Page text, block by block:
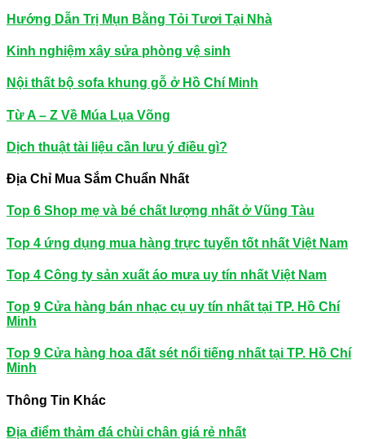
Hướng Dẫn Trị Mụn Bằng Tỏi Tươi Tại Nhà
Kinh nghiệm xây sửa phòng vệ sinh
Nội thất bộ sofa khung gỗ ở Hồ Chí Minh
Từ A – Z Về Múa Lụa Võng
Dịch thuật tài liệu cần lưu ý điều gì?
Địa Chỉ Mua Sắm Chuẩn Nhất
Top 6 Shop mẹ và bé chất lượng nhất ở Vũng Tàu
Top 4 ứng dụng mua hàng trực tuyến tốt nhất Việt Nam
Top 4 Công ty sản xuất áo mưa uy tín nhất Việt Nam
Top 9 Cửa hàng bán nhạc cụ uy tín nhất tại TP. Hồ Chí
Minh
Top 9 Cửa hàng hoa đất sét nổi tiếng nhất tại TP. Hồ Chí
Minh
Thông Tin Khác
Địa điểm thảm đá chùi chân giá rẻ nhất